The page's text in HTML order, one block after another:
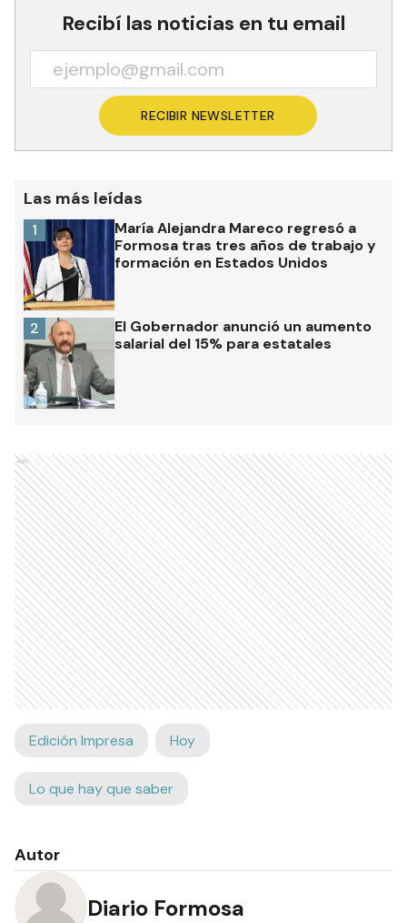
Recibí las noticias en tu email
RECIBIR NEWSLETTER
Las más leídas
María Alejandra Mareco regresó a
Formosa tras tres años de trabajo y
formación en Estados Unidos
1
El Gobernador anunció un aumento
salarial del 15% para estatales
2
Ads
Edición Impresa Hoy
Lo que hay que saber
Autor
Diario Formosa